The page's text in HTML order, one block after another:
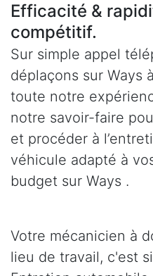
Efficacité &
compétitif.
Sur simple appel
déplaçons sur Ways
toute notre
notre savoir-faire
et procéder à
véhicule adapté à
budget sur Ways .
Votre mécanicien à
lieu de travail, c'est